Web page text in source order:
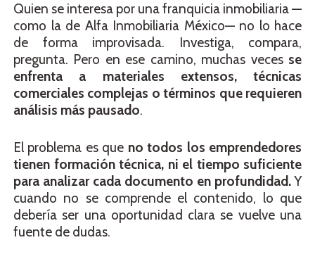
Quien se interesa por una franquicia inmobiliaria —
como la de Alfa Inmobiliaria México— no lo hace
de forma improvisada. Investiga, compara,
pregunta. Pero en ese camino, muchas veces se
enfrenta a materiales extensos, técnicas
comerciales complejas o términos que requieren
análisis más pausado.
El problema es que no todos los emprendedores
tienen formación técnica, ni el tiempo suficiente
para analizar cada documento en profundidad.Y
cuando no se comprende el contenido, lo que
debería ser una oportunidad clara se vuelve una
fuente de dudas.